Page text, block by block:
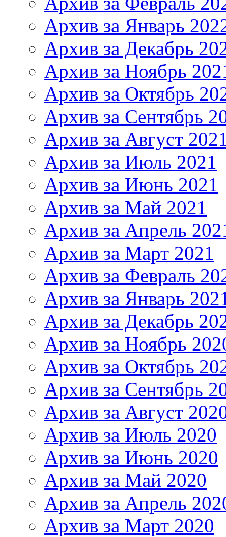
Архив за Январь
Архив за Декабрь
Архив за Ноябрь
Архив за Октябрь
Архив за Сентябрь
Архив за Август
Архив за Июль 2021
Архив за Июнь 2021
Архив за Май 2021
Архив за Апрель
Архив за Март 2021
Архив за Февраль
Архив за Январь
Архив за Декабрь
Архив за Ноябрь
Архив за Октябрь
Архив за Сентябрь
Архив за Август
Архив за Июль 2020
Архив за Июнь 2020
Архив за Май 2020
Архив за Апрель
Архив за Март 2020